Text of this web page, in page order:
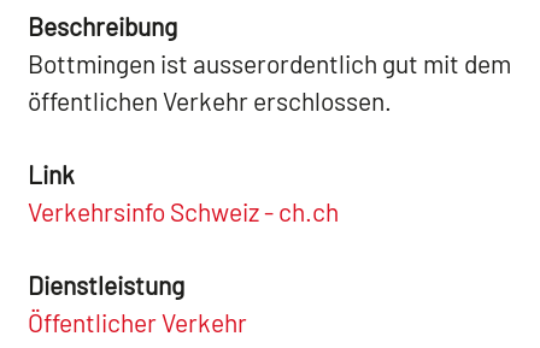
Beschreibung
Bottmingen ist ausserordentlich gut mit dem
öffentlichen Verkehr erschlossen.
Link
Verkehrsinfo Schweiz - ch.ch
Dienstleistung
Öffentlicher Verkehr